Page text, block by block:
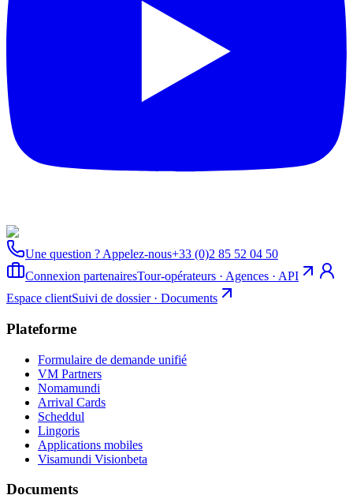
Une question ? Appelez-nous+33 (0)2 85 52 04 50
Connexion partenairesTour-opérateurs · Agences · API
Espace clientSuivi de dossier · Documents
Plateforme
Formulaire de demande unifié
VM Partners
Nomamundi
Arrival Cards
Scheddul
Lingoris
Applications mobiles
Visamundi Visionbeta
Documents